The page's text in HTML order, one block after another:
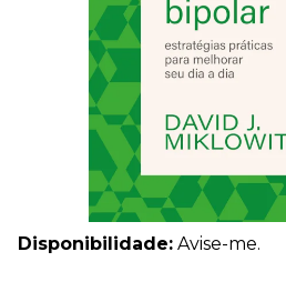
Disponibilidade: Avise-me.